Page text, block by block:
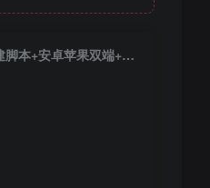
MT3换皮MH【浮生若梦尊享挂机版】Linux一键全自动搭建脚本+安卓苹果双端+Linux手工服务端+GM后台+详细搭建教程+全套源码